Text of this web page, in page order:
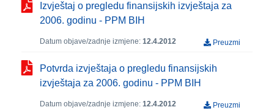
Izvještaj o pregledu finansijskih izvještaja za
2006. godinu - PPM BIH
Datum objave/zadnje izmjene: 12.4.2012 Preuzmi
Potvrda izvještaja o pregledu finansijskih
izvještaja za 2006. godinu - PPM BIH
Datum objave/zadnje izmjene: 12.4.2012 Preuzmi